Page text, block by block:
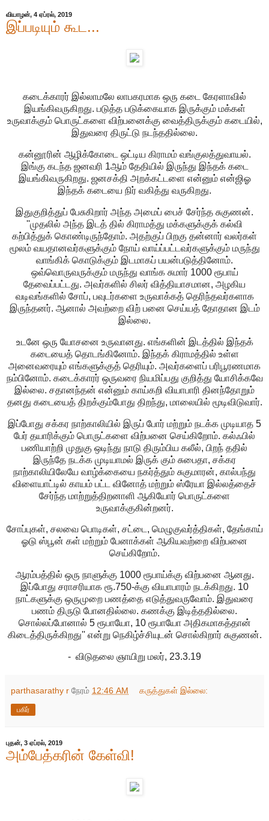
வியாழன், 4 ஏப்ரல், 2019
இப்படியும் கூட...
கடைக்காரர் இல்லாமலே லாபகரமாக ஒரு கடை கேரளாவில்
இயங்கிவருகிறது. படுத்த படுக்கையாக இருக்கும் மக்கள்
உருவாக்கும் பொருட்களை விற்பனைக்கு வைத்திருக்கும் கடையில்,
இதுவரை திருட்டு நடந்ததில்லை.
கன்னூரின் ஆழிக்கோடை ஒட்டிய கிராமம் வங்குலத்துவாயல்.
இங்கு கடந்த ஜனவரி 1ஆம் தேதியில் இருந்து இந்தக் கடை
இயங்கிவருகிறது. ஜனசக்தி அறக்கட்டளை என்னும் என்ஜிஓ
இந்தக் கடையை நிர் வகித்து வருகிறது.
இதுகுறித்துப் பேசுகிறார் அந்த அமைப் பைச் சேர்ந்த சுகுணன்.
''முதலில் அந்த இடத் தில் கிராமத்து மக்களுக்குக் கல்வி
கற்பித்துக் கொண்டிருந்தோம். அதற்குப் பிறகு தன்னார் வலர்கள்
மூலம் வயதானவர்களுக்கும் நோய் வாய்ப்பட்டவர்களுக்கும் மருந்து
வாங்கிக் கொடுக்கும் இடமாகப் பயன்படுத்தினோம்.
ஒவ்வொருவருக்கும் மருந்து வாங்க சுமார் 1000 ரூபாய்
தேவைப்பட்டது. அவர்களில் சிலர் வித்தியாசமான, அழகிய
வடிவங்களில் சோப், பவுடர்களை உருவாக்கத் தெரிந்தவர்களாக
இருந்தனர். ஆனால் அவற்றை விற் பனை செய்யத் தோதான இடம்
இல்லை.
உடனே ஒரு யோசனை உருவானது. எங்களின் இடத்தில் இந்தக்
கடையைத் தொடங்கினோம். இந்தக் கிராமத்தில் உள்ள
அனைவரையும் எங்களுக்குத் தெரியும். அவர்களைப் பரிபூரணமாக
நம்பினோம். கடைக்காரர் ஒருவரை நியமிப்பது குறித்து யோசிக்கவே
இல்லை. சதானந்தன் என்னும் காய்கறி வியாபாரி தினந்தோறும்
தனது கடையைத் திறக்கும்போது திறந்து, மாலையில் மூடிவிடுவார்.
இப்போது சக்கர நாற்காலியில் இருப் போர் மற்றும் நடக்க முடியாத 5
பேர் தயாரிக்கும் பொருட்களை விற்பனை செய்கிறோம். கல்ஃபில்
பணியாற்றி முதுகு ஒடிந்து நாடு திரும்பிய கலீல், பிறந் ததில்
இருந்தே நடக்க முடியாமல் இருக் கும் சுபைதா, சக்கர
நாற்காலியிலேயே வாழ்க்கையை நகர்த்தும் சுகுமாரன், கால்பந்து
விளையாட்டில் காயம் பட்ட வினோத் மற்றும் ஸ்ரேயா இல்லத்தைச்
சேர்ந்த மாற்றுத்திறனாளி ஆகியோர் பொருட்களை
உருவாக்குகின்றனர்.
சோப்புகள், சலவை பொடிகள், சட்டை, மெழுகுவர்த்திகள், தேங்காய்
ஓடு ஸ்பூன் கள் மற்றும் பேனாக்கள் ஆகியவற்றை விற்பனை
செய்கிறோம்.
ஆரம்பத்தில் ஒரு நாளுக்கு 1000 ரூபாய்க்கு விற்பனை ஆனது.
இப்போது சராசரியாக ரூ.750-க்கு வியாபாரம் நடக்கிறது. 10
நாட்களுக்கு ஒருமுறை பணத்தை எடுத்துவருவோம். இதுவரை
பணம் திருடு போனதில்லை. கணக்கு இடித்ததில்லை.
சொல்லப்போனால் 5 ரூபாயோ, 10 ரூபாயோ அதிகமாகத்தான்
கிடைத்திருக்கிறது'' என்று நெகிழ்ச்சியுடன் சொல்கிறார் சுகுணன்.
- விடுதலை ஞாயிறு மலர், 23.3.19
parthasarathy r நேரம் 12:46 AM கருத்துகள் இல்லை:
பகிர்
புதன், 3 ஏப்ரல், 2019
அம்பேத்கரின் கேள்வி!